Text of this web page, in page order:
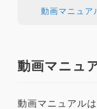
動画マニュア
動画マニュ
動画マニュアル